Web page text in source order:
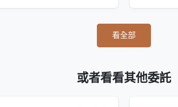
看全部
或者看看其他委託